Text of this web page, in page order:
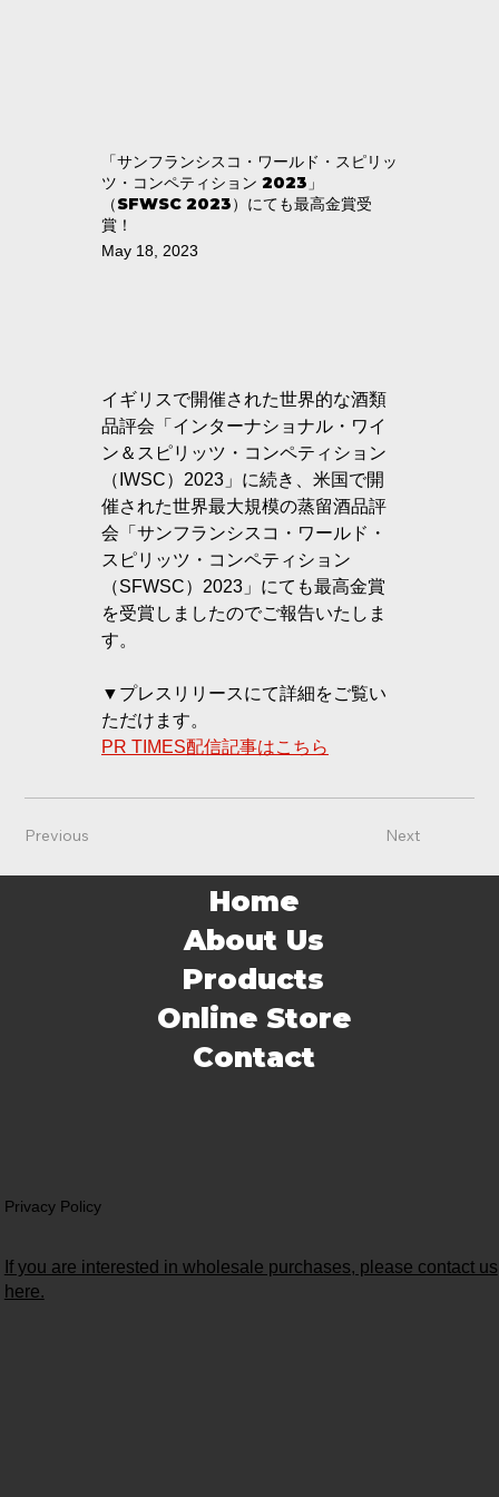
「サンフランシスコ・ワールド・スピリッ
ツ・コンペティション 2023」
（SFWSC 2023）にても最高金賞受
賞！
May 18, 2023
イギリスで開催された世界的な酒類
品評会「インターナショナル・ワイ
ン＆スピリッツ・コンペティション
（IWSC）2023」に続き、米国で開
催された世界最大規模の蒸留酒品評
会「サンフランシスコ・ワールド・
スピリッツ・コンペティション
（SFWSC）2023」にても最高金賞
を受賞しましたのでご報告いたしま
す。
▼プレスリリースにて詳細をご覧い
ただけます。
PR TIMES配信記事はこちら
Previous Next
Home
About Us
Products
Online Store
Contact
Privacy Policy
If you are interested in wholesale purchases, please contact us
here.